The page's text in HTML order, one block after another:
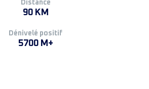
Distance
90 KM
Dénivelé positif
5700 M+